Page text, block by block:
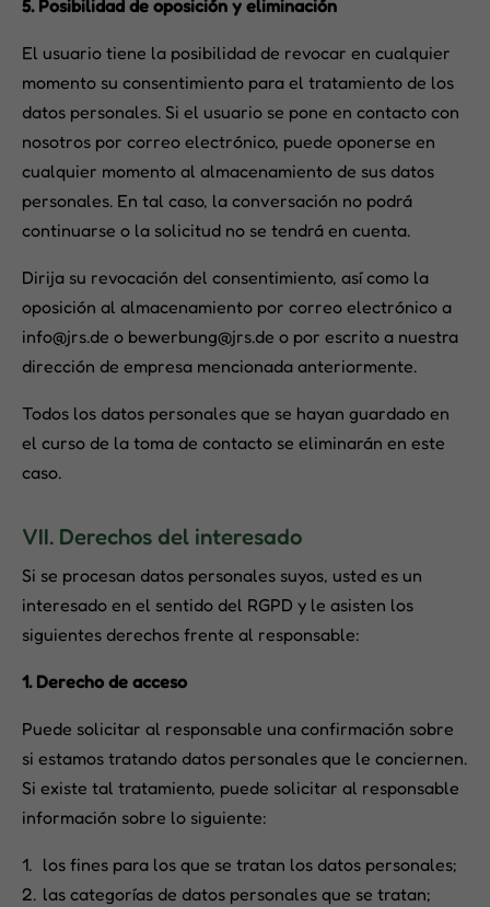
5. Posibilidad de oposición y eliminación
El usuario tiene la posibilidad de revocar en cualquier
momento su consentimiento para el tratamiento de los
datos personales. Si el usuario se pone en contacto con
nosotros por correo electrónico, puede oponerse en
cualquier momento al almacenamiento de sus datos
personales. En tal caso, la conversación no podrá
continuarse o la solicitud no se tendrá en cuenta.
Dirija su revocación del consentimiento, así como la
oposición al almacenamiento por correo electrónico a
info@jrs.de o bewerbung@jrs.de o por escrito a nuestra
dirección de empresa mencionada anteriormente.
Todos los datos personales que se hayan guardado en
el curso de la toma de contacto se eliminarán en este
caso.
VII. Derechos del interesado
Si se procesan datos personales suyos, usted es un
interesado en el sentido del RGPD y le asisten los
siguientes derechos frente al responsable:
1. Derecho de acceso
Puede solicitar al responsable una confirmación sobre
si estamos tratando datos personales que le conciernen.
Si existe tal tratamiento, puede solicitar al responsable
información sobre lo siguiente:
los fines para los que se tratan los datos personales;
las categorías de datos personales que se tratan;